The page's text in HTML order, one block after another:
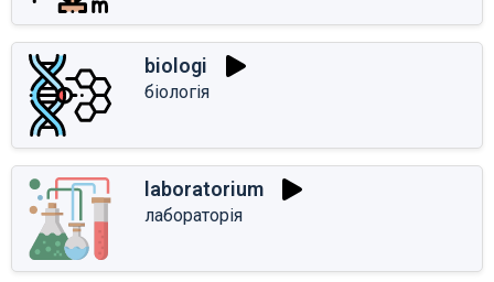
biologi
біологія
laboratorium
лабораторія